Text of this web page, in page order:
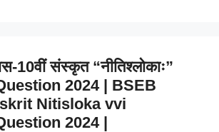
10वीं संस्कृत “नीतिश्लोकाः”
2024 | BSEB
Nitisloka vvi
2024 |